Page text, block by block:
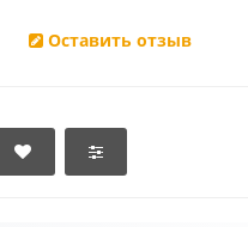
Оставить отзыв